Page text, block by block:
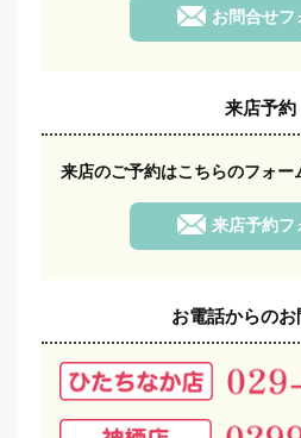
お問合せフ
来店予約
来店のご予約はこちらのフォー
来店予約フ
お電話からのお